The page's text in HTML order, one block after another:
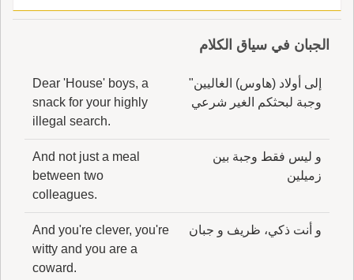
الجبان في سياق الكلام
إلى أولاد (هاوس) الغاليين"
وجبة لبحثكم الغير شرعي
Dear 'House' boys, a
snack for your highly
illegal search.
و ليس فقط وجبة بين
زميلين
And not just a meal
between two
colleagues.
و أنت ذكي، ظريف و جبان
And you're clever, you're
witty and you are a
coward.